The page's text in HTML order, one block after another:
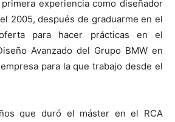
experiencia como diseñador
2005, después de graduarme en el
para hacer prácticas en el
Avanzado del Grupo BMW en
para la que trabajo desde el
que duró el máster en el RCA